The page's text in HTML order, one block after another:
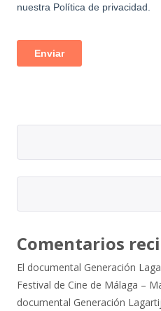
Comentarios
El documental Generación
Festival de Cine de Málaga –
documental Generación